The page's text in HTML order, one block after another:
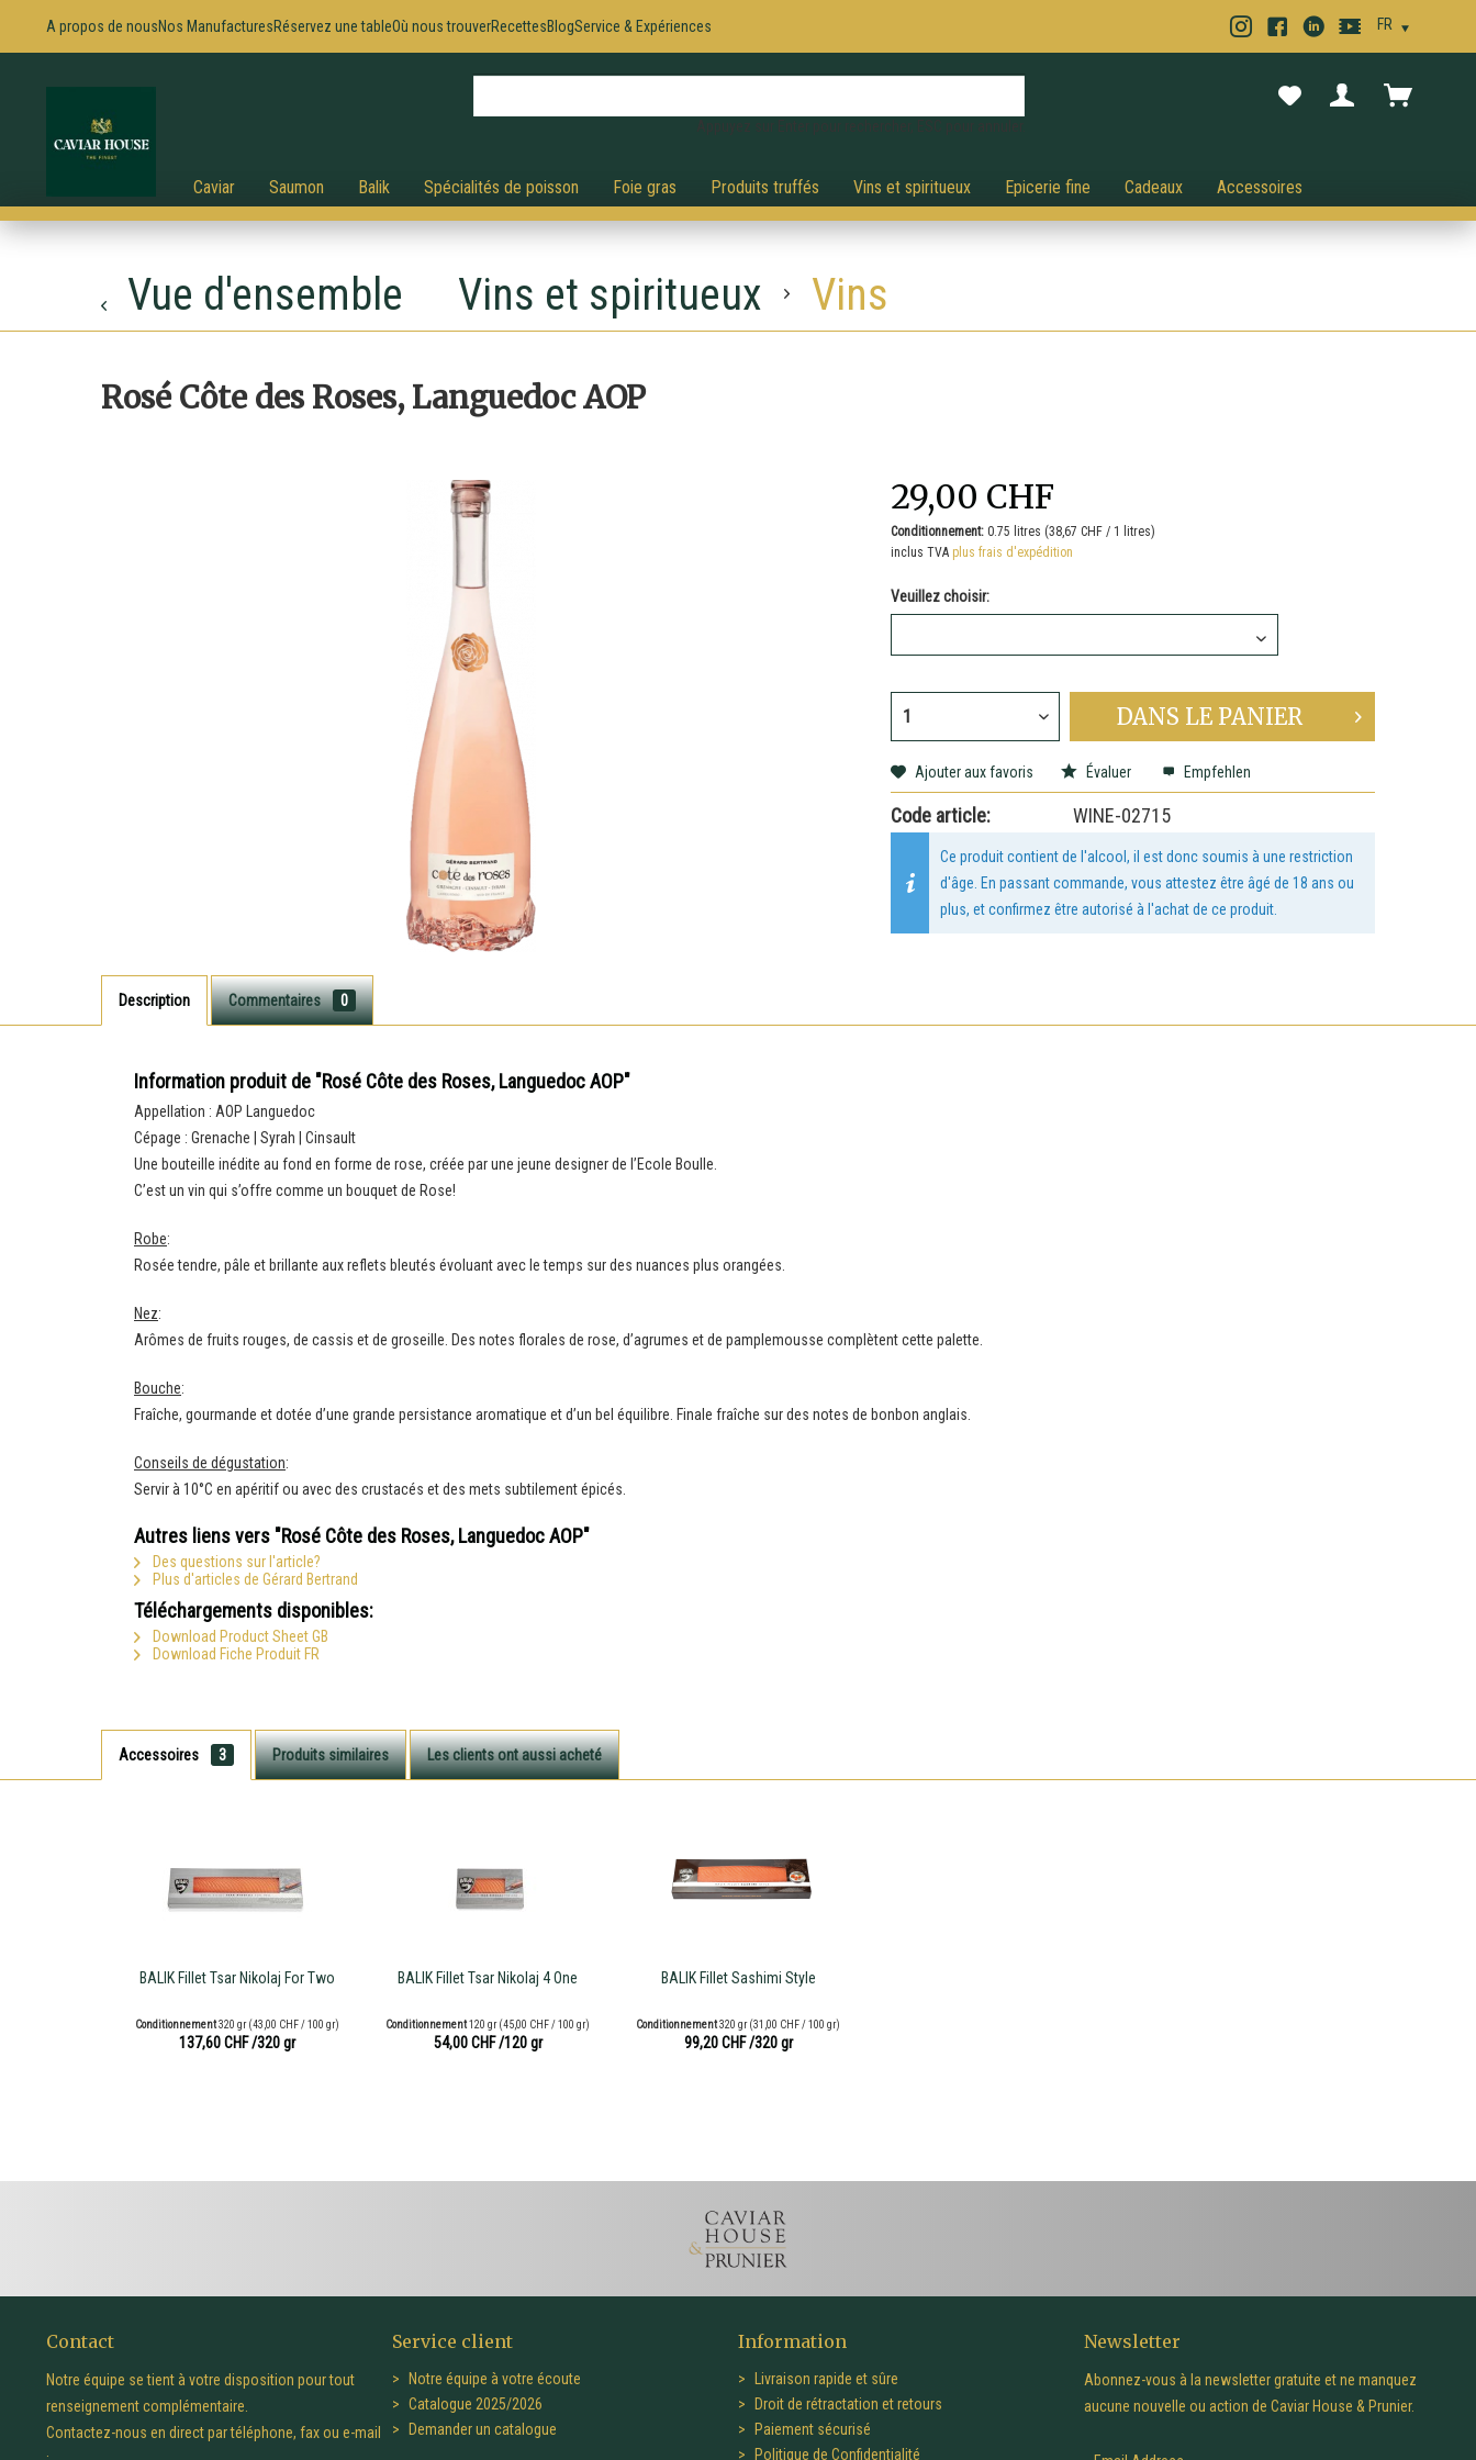
A propos de nousNos ManufacturesRéservez une tableOù nous trouverRecettesBlogService & Expériences
Caviar Saumon Balik Spécialités de poisson Foie gras Produits truffés Vins et spiritueux Epicerie fine Cadeaux Accessoires
Vue d'ensemble Vins et spiritueux Vins
Rosé Côte des Roses, Languedoc AOP
29,00 CHF
Conditionnement: 0.75 litres (38,67 CHF / 1 litres)
inclus TVA plus frais d'expédition
Veuillez choisir:
DANS LE PANIER
Ajouter aux favoris Évaluer Empfehlen
Code article: WINE-02715
Ce produit contient de l'alcool, il est donc soumis à une restriction
d'âge. En passant commande, vous attestez être âgé de 18 ans ou
plus, et confirmez être autorisé à l'achat de ce produit.
Description Commentaires 0
Information produit de "Rosé Côte des Roses, Languedoc AOP"
Appellation : AOP Languedoc
Cépage : Grenache | Syrah | Cinsault
Une bouteille inédite au fond en forme de rose, créée par une jeune designer de l’Ecole Boulle.
C’est un vin qui s’offre comme un bouquet de Rose!
Robe:
Rosée tendre, pâle et brillante aux reflets bleutés évoluant avec le temps sur des nuances plus orangées.
Nez:
Arômes de fruits rouges, de cassis et de groseille. Des notes florales de rose, d’agrumes et de pamplemousse complètent cette palette.
Bouche:
Fraîche, gourmande et dotée d’une grande persistance aromatique et d’un bel équilibre. Finale fraîche sur des notes de bonbon anglais.
Conseils de dégustation:
Servir à 10°C en apéritif ou avec des crustacés et des mets subtilement épicés.
Autres liens vers "Rosé Côte des Roses, Languedoc AOP"
Des questions sur l'article?
Plus d'articles de Gérard Bertrand
Téléchargements disponibles:
Download Product Sheet GB
Download Fiche Produit FR
Accessoires 3 Produits similaires Les clients ont aussi acheté
BALIK Fillet Tsar Nikolaj For Two
Conditionnement320 gr(43,00 CHF / 100 gr)
137,60 CHF/320 gr
BALIK Fillet Tsar Nikolaj 4 One
Conditionnement120 gr(45,00 CHF / 100 gr)
54,00 CHF/120 gr
BALIK Fillet Sashimi Style
Conditionnement320 gr(31,00 CHF / 100 gr)
99,20 CHF/320 gr
Contact
Notre équipe se tient à votre disposition pour tout
renseignement complémentaire.
Contactez-nous en direct par téléphone, fax ou e-mail
Service client
Notre équipe à votre écoute
Catalogue 2025/2026
Demander un catalogue
Information
Livraison rapide et sûre
Droit de rétractation et retours
Paiement sécurisé
Politique de Confidentialité
Newsletter
Abonnez-vous à la newsletter gratuite et ne manquez
aucune nouvelle ou action de Caviar House & Prunier.